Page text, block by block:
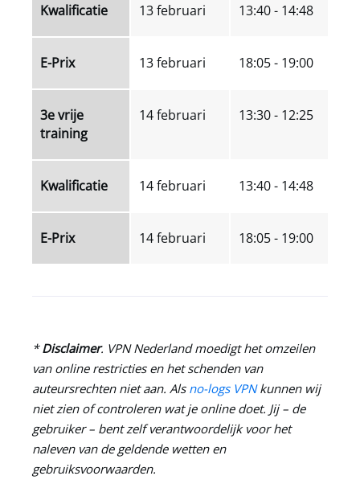
Kwalificatie 13 februari 13:40 - 14:48
E-Prix 13 februari 18:05 - 19:00
3e vrije
training
14 februari 13:30 - 12:25
Kwalificatie 14 februari 13:40 - 14:48
E-Prix 14 februari 18:05 - 19:00
*Disclaimer. VPN Nederlandmoedigt het omzeilen
van online restricties en het schenden van
auteursrechten niet aan. Als no-logs VPNkunnen wij
niet zien of controleren wat je online doet. Jij – de
gebruiker – bent zelf verantwoordelijk voor het
naleven van de geldende wetten en
gebruiksvoorwaarden.